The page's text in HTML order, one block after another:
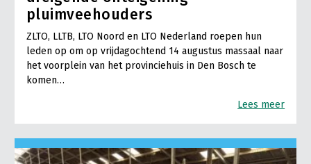
pluimveehouders
ZLTO, LLTB, LTO Noord en LTO Nederland roepen hun
leden op om op vrijdagochtend 14 augustus massaal naar
het voorplein van het provinciehuis in Den Bosch te
komen…
Lees meer